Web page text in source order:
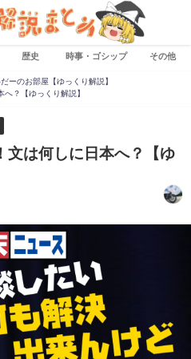
歴史 時事・ゴシップ その他
ーのお部屋【ゆっくり解説】
？【ゆっくり解説】
文は何しに日本へ？【ゆ